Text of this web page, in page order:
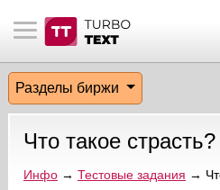
материалы
биржи
сообщения
по форуму
Разделы биржи
Что такое страсть?
Инфо→ Тестовые задания →